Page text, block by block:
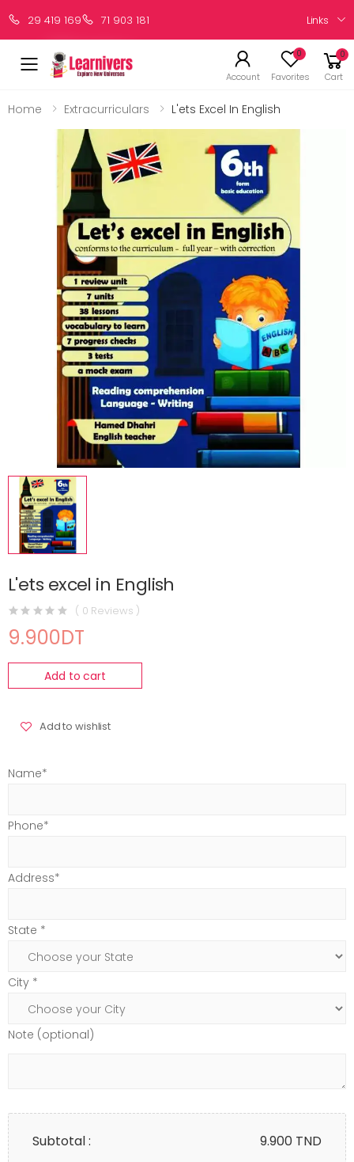
29 419 169 71 903 181 Links
Account
0
Favorites
0
Cart
Home Extracurriculars L'ets Excel In English
L'ets excel in English
( 0 Reviews )
9.900DT
Add to cart
Add to wishlist
Name*
Phone*
Address*
State *
City *
Note (optional)
Subtotal : 9.900 TND